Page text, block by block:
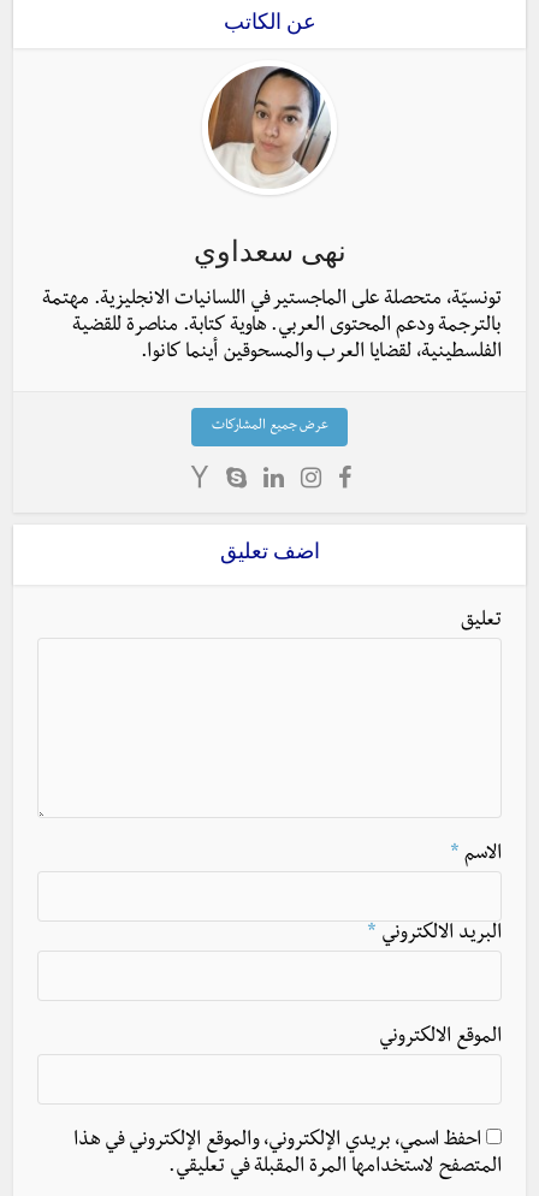
عن الكاتب
نهى سعداوي
تونسيّة، متحصلة على الماجستير في اللسانيات الانجليزية. مهتمة
بالترجمة ودعم المحتوى العربي. هاوية كتابة. مناصرة للقضية
الفلسطينية، لقضايا العرب والمسحوقين أينما كانوا.
عرض جميع المشاركات
اضف تعليق
تعليق
الاسم *
البريد الالكتروني *
الموقع الالكتروني
احفظ اسمي، بريدي الإلكتروني، والموقع الإلكتروني في هذا
المتصفح لاستخدامها المرة المقبلة في تعليقي.